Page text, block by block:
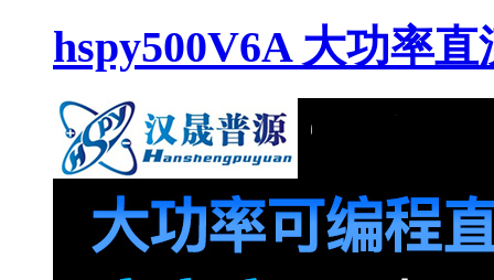
hspy500V6A 大功率